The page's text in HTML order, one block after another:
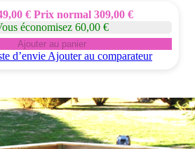
€ Prix normal 309,00 €
économisez 60,00 €
Ajouter au panier
d’envie Ajouter au comparateur